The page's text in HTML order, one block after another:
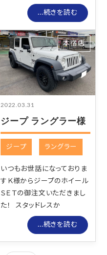
...続きを読む
2022.03.31
ジープ ラングラー様
本宿店
ジープ ラングラー
いつもお世話になっておりま
すＫ様からジープのホイール
ＳＥＴの御注文いただきまし
た！ スタッドレスか
...続きを読む